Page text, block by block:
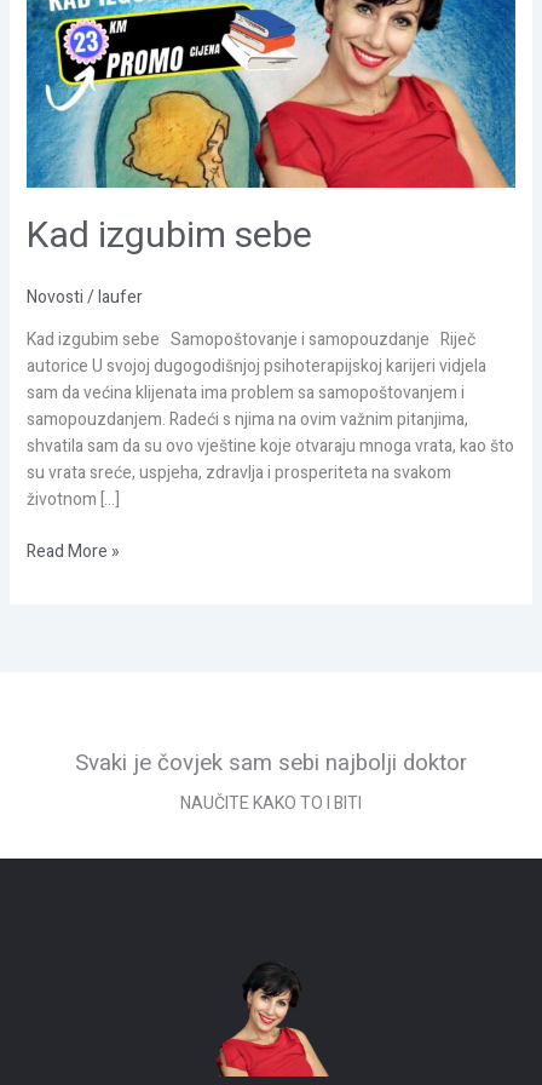
Kad izgubim sebe
Novosti/laufer
Kad izgubim sebe Samopoštovanje i samopouzdanje Riječ
autorice U svojoj dugogodišnjoj psihoterapijskoj karijeri vidjela
sam da većina klijenata ima problem sa samopoštovanjem i
samopouzdanjem. Radeći s njima na ovim važnim pitanjima,
shvatila sam da su ovo vještine koje otvaraju mnoga vrata, kao što
su vrata sreće, uspjeha, zdravlja i prosperiteta na svakom
životnom […]
Read More »
Svaki je čovjek sam sebi najbolji doktor
NAUČITE KAKO TO I BITI